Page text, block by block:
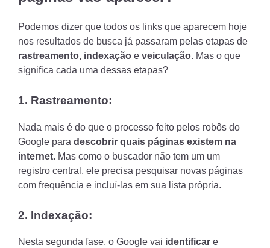
Podemos dizer que todos os links que aparecem hoje
nos resultados de busca já passaram pelas etapas de
rastreamento, indexação e veiculação. Mas o que
significa cada uma dessas etapas?
1. Rastreamento:
Nada mais é do que o processo feito pelos robôs do
Google para descobrir quais páginas existem na
internet. Mas como o buscador não tem um um
registro central, ele precisa pesquisar novas páginas
com frequência e incluí-las em sua lista própria.
2. Indexação:
Nesta segunda fase, o Google vai identificar e